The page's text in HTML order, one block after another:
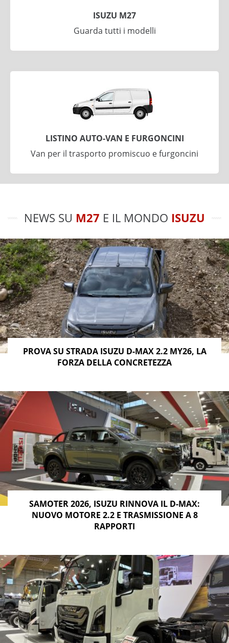
ISUZU M27
Guarda tutti i modelli
LISTINO AUTO-VAN E FURGONCINI
Van per il trasporto promiscuo e furgoncini
NEWS SU M27 E IL MONDO ISUZU
PROVA SU STRADA ISUZU D-MAX 2.2 MY26, LA
FORZA DELLA CONCRETEZZA
SAMOTER 2026, ISUZU RINNOVA IL D-MAX:
NUOVO MOTORE 2.2 E TRASMISSIONE A 8
RAPPORTI